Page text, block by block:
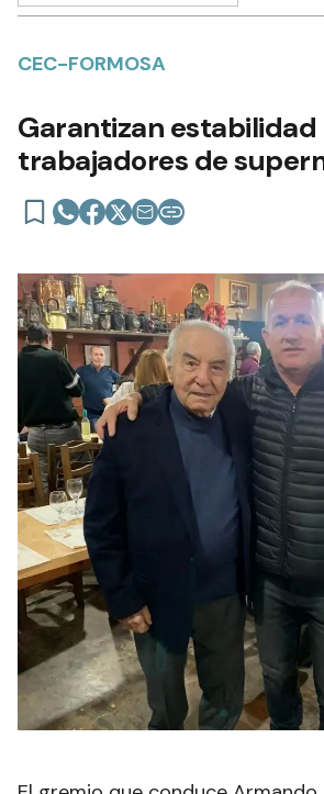
CEC-FORMOSA
Garantizan estabilidad
trabajadores de